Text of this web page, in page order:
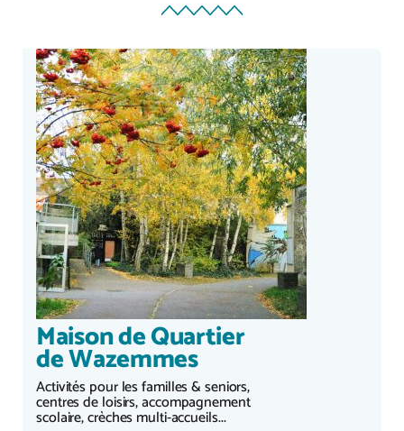
Maison de Quartier
de Wazemmes
Activités pour les familles & seniors,
centres de loisirs, accompagnement
scolaire, crèches multi-accueils...